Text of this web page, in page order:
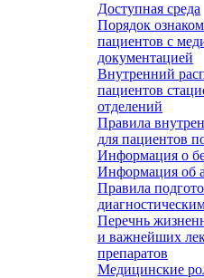
Доступная среда
Порядок
пациентов с
документацией
Внутренний
пациентов
отделений
Правила
для пациентов
Информация о
Информация об
Правила
Перечнь
и важнейших
препаратов
Медицинские